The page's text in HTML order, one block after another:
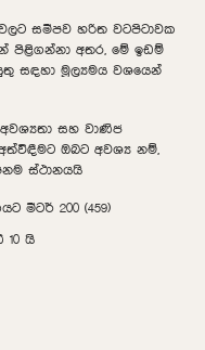
සමීපව හරිත වටපිටාවක
පිළිගන්නා අතර, මේ ඉඩම්
සඳහා මූල්‍යමය වශයෙන්
සහ වාණිජ
ඔබට අවශ්‍ය නම්,
ස්ථානයයි
මීටර් 200 (459)
යි